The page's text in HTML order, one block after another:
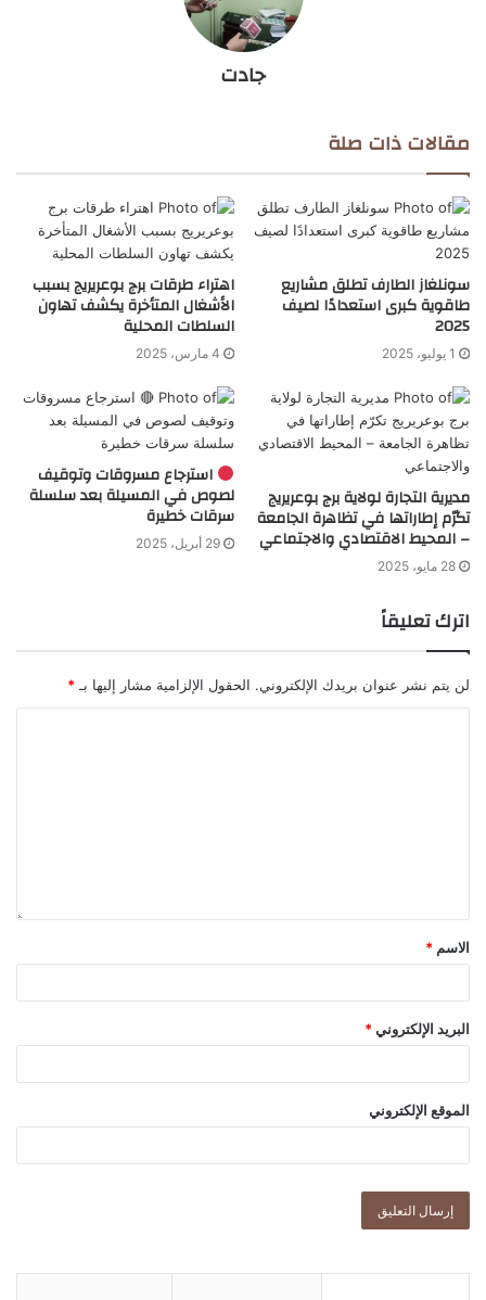
جادت
مقالات ذات صلة
سونلغاز الطارف تطلق مشاريع
طاقوية كبرى استعدادًا لصيف
2025
1 يوليو، 2025
اهتراء طرقات برج بوعريريج بسبب
الأشغال المتأخرة يكشف تهاون
السلطات المحلية
4 مارس، 2025
مديرية التجارة لولاية برج بوعريريج
تكرّم إطاراتها في تظاهرة الجامعة
– المحيط الاقتصادي والاجتماعي
28 مايو، 2025
استرجاع مسروقات وتوقيف
لصوص في المسيلة بعد سلسلة
سرقات خطيرة
29 أبريل، 2025
اترك تعليقاً
لن يتم نشر عنوان بريدك الإلكتروني. الحقول الإلزامية مشار إليها بـ *
الاسم *
البريد الإلكتروني *
الموقع الإلكتروني